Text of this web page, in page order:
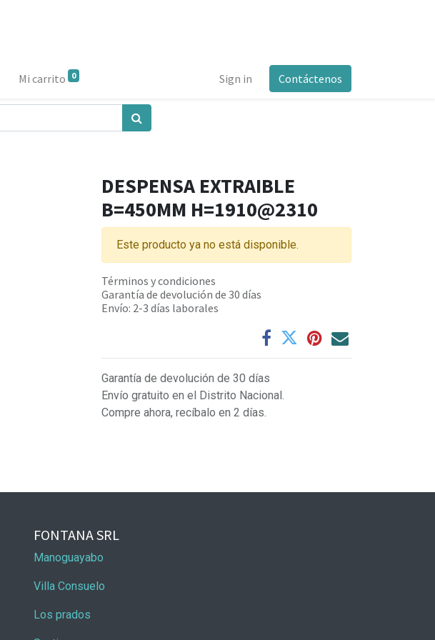
Mi carrito 0 Sign in Contáctenos
DESPENSA EXTRAIBLE
B=450MM H=1910@2310
Este producto ya no está disponible.
Términos y condiciones
Garantía de devolución de 30 días
Envío: 2-3 días laborales
Garantía de devolución de 30 días
Envío gratuito en el Distrito Nacional.
Compre ahora, recíbalo en 2 días.
FONTANA SRL
Manoguayabo
Villa Consuelo
Los prados